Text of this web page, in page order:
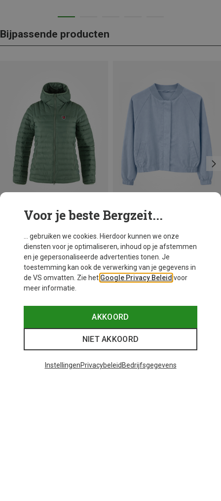
Bijpassende producten
Je bespaart 16% Je bespaart 30%
Voor je beste Bergzeit...
... gebruiken we cookies. Hierdoor kunnen we onze
diensten voor je optimaliseren, inhoud op je afstemmen
en je gepersonaliseerde advertenties tonen. Je
toestemming kan ook de verwerking van je gegevens in
de VS omvatten. Zie het Google Privacy Beleid voor
meer informatie.
AKKOORD
NIET AKKOORD
InstellingenPrivacybeleid Bedrijfsgegevens